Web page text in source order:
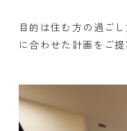
目的は住む方の過ご
に合わせた計画をご提